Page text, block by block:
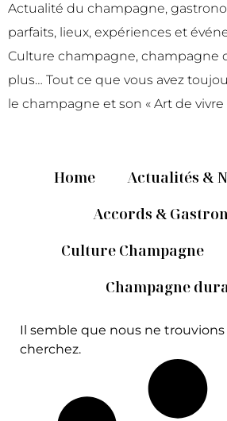
Actualité du champagne,
parfaits, lieux, expériences et
Culture champagne, champagne
plus… Tout ce que vous avez
le champagne et son « Art de vivre
Home
Actualités &
Accords &
Culture Champagne
Champagne
Il semble que nous ne
cherchez.